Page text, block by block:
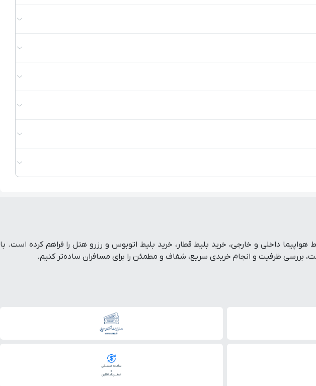
در صنعت گردشگری، امکان خرید بلیط هواپیما داخلی و خارجی، خرید بلیط قطار، خرید بلیط اتوبوس و رزرو هتل را فراهم کرده است. با
ظرفیت و انجام خریدی سریع، شفاف و مطمئن را برای مسافران ساده‌تر کنیم.